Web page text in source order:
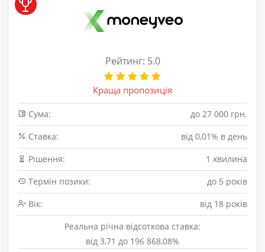
Рейтинг: 5.0
Краща пропозиція
Сума:
до 27 000 грн.
Cтавка:
від 0,01% в день
Рішення:
1 хвилина
Термін позики:
до 5 років
Вік:
від 18 років
Реальна річна відсоткова ставка:
від 3,71 до 196 868,08%